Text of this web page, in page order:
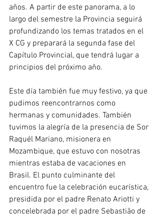
años. A partir de este panorama, a lo
largo del semestre la Provincia seguirá
profundizando los temas tratados en el
X CG y preparará la segunda fase del
Capítulo Provincial, que tendrá lugar a
principios del próximo año.
Este día también fue muy festivo, ya que
pudimos reencontrarnos como
hermanas y comunidades. También
tuvimos la alegría de la presencia de Sor
Raquél Mariano, misionera en
Mozambique, que estuvo con nosotras
mientras estaba de vacaciones en
Brasil. El punto culminante del
encuentro fue la celebración eucarística,
presidida por el padre Renato Ariotti y
concelebrada por el padre Sebastião de